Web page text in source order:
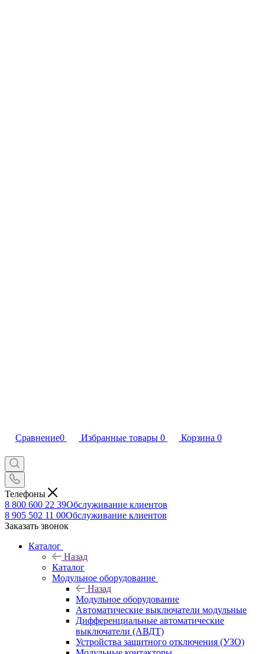
Сравнение0 Избранные товары 0 Корзина 0
Телефоны
8 800 600 22 39Обслуживание клиентов
8 905 502 11 00Обслуживание клиентов
Заказать звонок
Каталог
Назад
Каталог
Модульное оборудование
Назад
Модульное оборудование
Автоматические выключатели модульные
Дифференциальные автоматические
выключатели (АВДТ)
Устройства защитного отключения (УЗО)